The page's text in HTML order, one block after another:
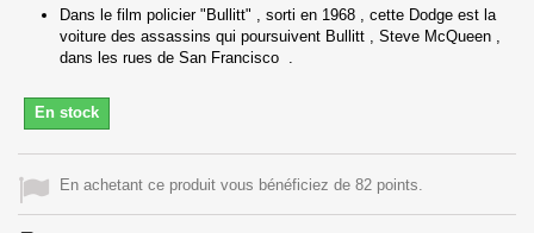
Dans le film policier "Bullitt" , sorti en 1968 , cette Dodge est la
voiture des assassins qui poursuivent Bullitt , Steve McQueen ,
dans les rues de San Francisco .
En stock
En achetant ce produit vous bénéficiez de 82 points.